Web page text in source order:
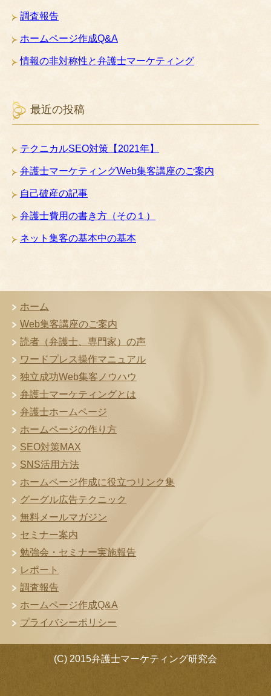
調査報告
ホームページ作成Q&A
情報の非対称性と弁護士マーケティング
最近の投稿
テクニカルSEO対策【2021年】
弁護士マーケティングWeb集客講座のご案内
自己破産の記事
弁護士費用の書き方（その１）
ネット集客の基本中の基本
ホーム
Web集客講座のご案内
読者（弁護士、専門家）の声
ワードプレス操作マニュアル
独立成功Web集客ノウハウ
弁護士マーケティングとは
弁護士ホームページ
ホームページの作り方
SEO対策MAX
SNS活用方法
ホームページ作成に役立つリンク集
グーグル広告テクニック
無料メールマガジン
セミナー案内
勉強会・セミナー実施報告
レポート
調査報告
ホームページ作成Q&A
プライバシーポリシー
(C) 2015弁護士マーケティング研究会